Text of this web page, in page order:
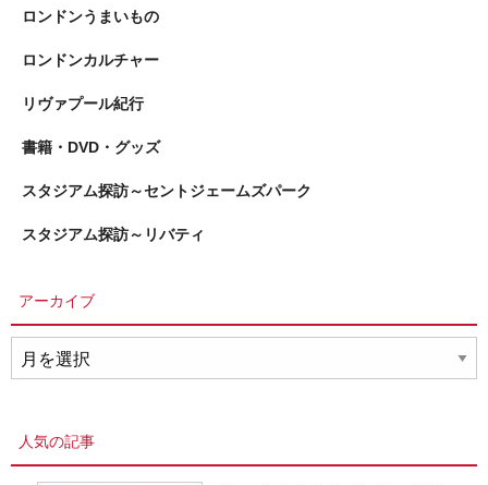
ロンドンうまいもの
ロンドンカルチャー
リヴァプール紀行
書籍・DVD・グッズ
スタジアム探訪～セントジェームズパーク
スタジアム探訪～リバティ
アーカイブ
ー
人気の記事